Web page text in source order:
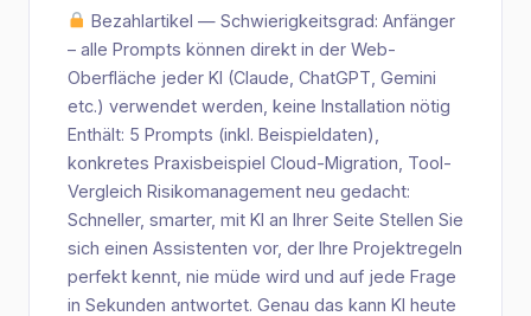
Bezahlartikel — Schwierigkeitsgrad: Anfänger
– alle Prompts können direkt in der Web-
Oberfläche jeder KI (Claude, ChatGPT, Gemini
etc.) verwendet werden, keine Installation nötig
Enthält: 5 Prompts (inkl. Beispieldaten),
konkretes Praxisbeispiel Cloud-Migration, Tool-
Vergleich Risikomanagement neu gedacht:
Schneller, smarter, mit KI an Ihrer Seite Stellen Sie
sich einen Assistenten vor, der Ihre Projektregeln
perfekt kennt, nie müde wird und auf jede Frage
in Sekunden antwortet. Genau das kann KI heute